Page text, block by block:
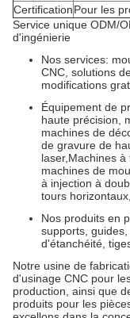
CertificationPour les
Service unique ODM/
d'ingénierie
Nos services:
CNC, solutions
modifications
Équipement de
haute précision,
machines de
de gravure de
laser,Machines à
machines de
à injection à
tours
Nos produits en
supports,
d'étanchéité,
Notre usine de
d'usinage CNC pour
production, ainsi que
produits pour les